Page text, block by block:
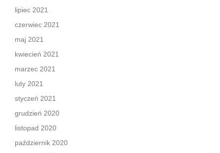
lipiec 2021
czerwiec 2021
maj 2021
kwiecień 2021
marzec 2021
luty 2021
styczeń 2021
grudzień 2020
listopad 2020
październik 2020